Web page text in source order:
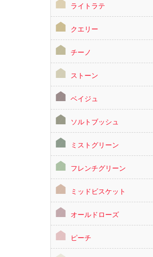
ライトラテ
クエリー
チーノ
ストーン
ベイジュ
ソルトブッシュ
ミストグリーン
フレンチグリーン
ミッドビスケット
オールドローズ
ピーチ